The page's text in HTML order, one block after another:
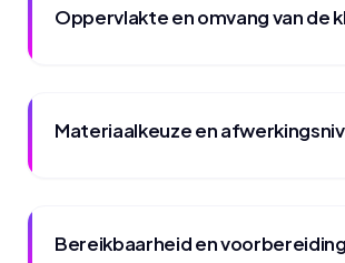
Oppervlakte en omvang van de
Materiaalkeuze en
Bereikbaarheid en voorbereiding